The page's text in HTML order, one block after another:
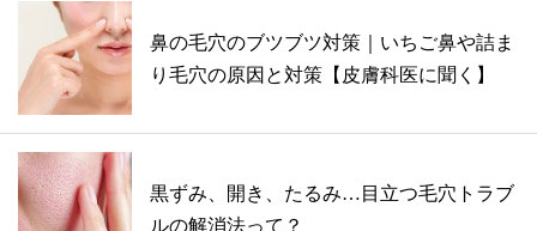
鼻の毛穴のブツブツ対策｜いちご鼻や詰ま
り毛穴の原因と対策【皮膚科医に聞く】
黒ずみ、開き、たるみ…目立つ毛穴トラブ
ルの解消法って？